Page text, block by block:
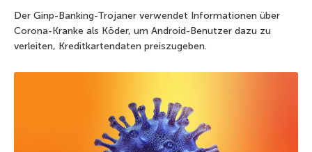
Der Ginp-Banking-Trojaner verwendet Informationen über
Corona-Kranke als Köder, um Android-Benutzer dazu zu
verleiten, Kreditkartendaten preiszugeben.